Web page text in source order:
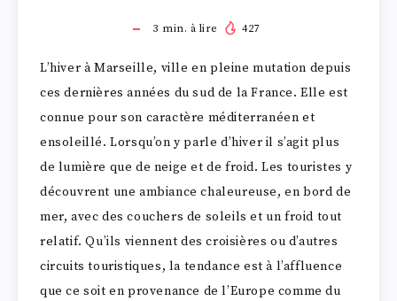
3 min. à lire 427
L’hiver à Marseille, ville en pleine mutation depuis
ces dernières années du sud de la France. Elle est
connue pour son caractère méditerranéen et
ensoleillé. Lorsqu’on y parle d’hiver il s’agit plus
de lumière que de neige et de froid. Les touristes y
découvrent une ambiance chaleureuse, en bord de
mer, avec des couchers de soleils et un froid tout
relatif. Qu’ils viennent des croisières ou d’autres
circuits touristiques, la tendance est à l’affluence
que ce soit en provenance de l’Europe comme du